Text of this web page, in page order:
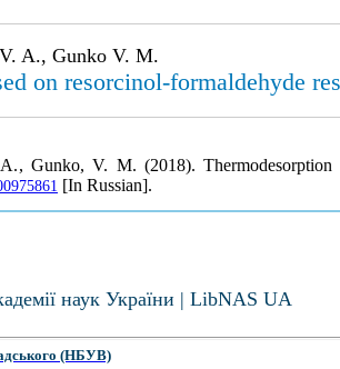
A., Gunko V. M.
on resorcinol-formaldehyde
V. M. (2018). Thermodesorption
[In Russian].
наук України | LibNAS UA
(НБУВ)